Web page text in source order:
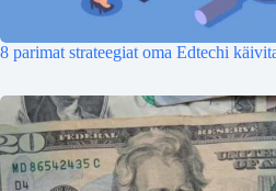
8 parimat strateegiat oma Edtechi